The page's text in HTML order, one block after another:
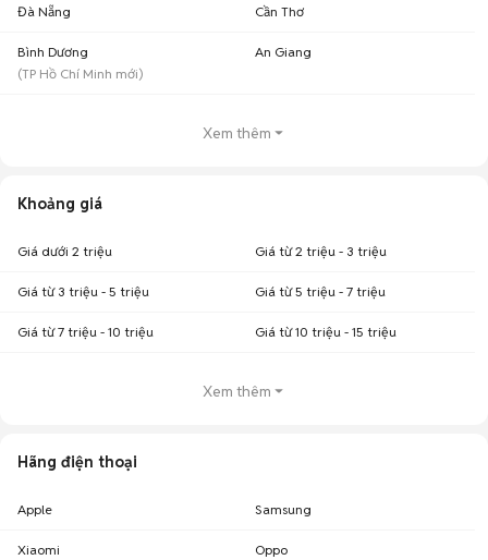
Đà Nẵng Cần Thơ
Bình Dương
(TP Hồ Chí Minh mới)
An Giang
Xem thêm
Khoảng giá
Giá dưới 2 triệu Giá từ 2 triệu - 3 triệu
Giá từ 3 triệu - 5 triệu Giá từ 5 triệu - 7 triệu
Giá từ 7 triệu - 10 triệu Giá từ 10 triệu - 15 triệu
Xem thêm
Hãng điện thoại
Apple Samsung
Xiaomi Oppo